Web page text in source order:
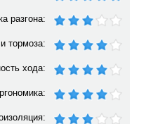
разгона:
тормоза:
хода: